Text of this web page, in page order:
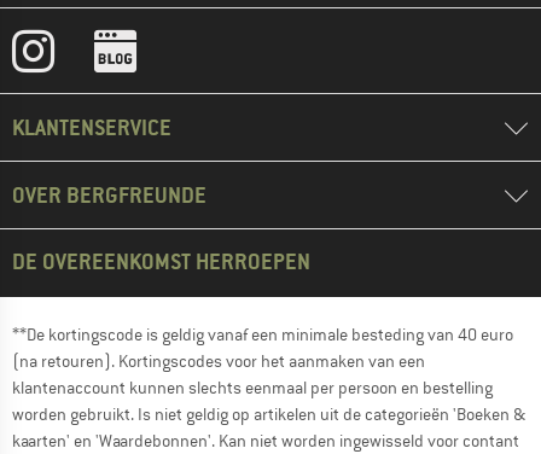
KLANTENSERVICE
OVER BERGFREUNDE
DE OVEREENKOMST HERROEPEN
**De kortingscode is geldig vanaf een minimale besteding van 40 euro
(na retouren). Kortingscodes voor het aanmaken van een
klantenaccount kunnen slechts eenmaal per persoon en bestelling
worden gebruikt. Is niet geldig op artikelen uit de categorieën 'Boeken &
kaarten' en 'Waardebonnen'. Kan niet worden ingewisseld voor contant